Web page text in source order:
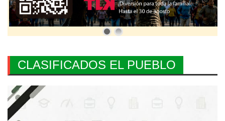
CLASIFICADOS EL PUEBLO